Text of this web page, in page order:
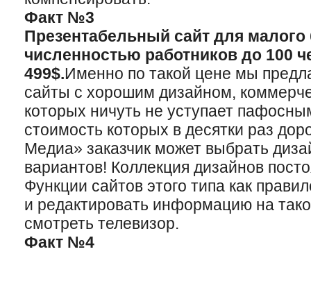
Факт №3
Презентабельный сайт для малого
численностью работников до 100
499$.Именно по такой цене мы
сайты с хорошим дизайном,
которых ничуть не уступает
стоимость которых в десятки раз
Медиа» заказчик может выбрать
вариантов! Коллекция дизайнов
Функции сайтов этого типа как
и редактировать информацию на
смотреть телевизор.
Факт №4